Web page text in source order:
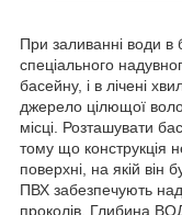
При заливанні води в
спеціального
басейну, і в лічені
джерело цілющої
місці. Розташувати
тому що конструкція
поверхні, на якій він
ПВХ забезпечують
проколів. Глибина